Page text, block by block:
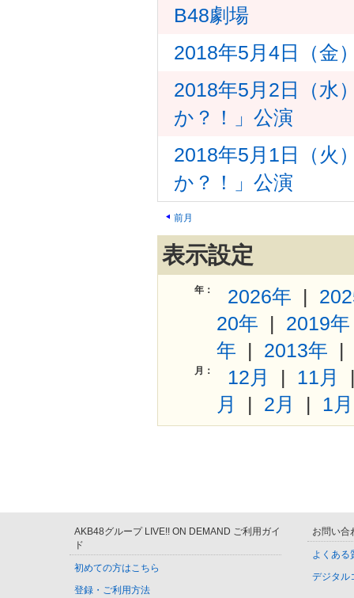
B48劇場
2018年5月4日（金
2018年5月2日（水
か？！」公演
2018年5月1日（火
か？！」公演
前月
表示設定
年： 2026年 |
20年 | 2019年
年 | 2013年
月： 12月 | 11月
月
| 2月 | 1月
AKB48グループ LIVE!! ON DEMAND ご利用ガイ
ド
初めての方はこちら
登録・ご利用方法
お問い合
よくある
デジタル